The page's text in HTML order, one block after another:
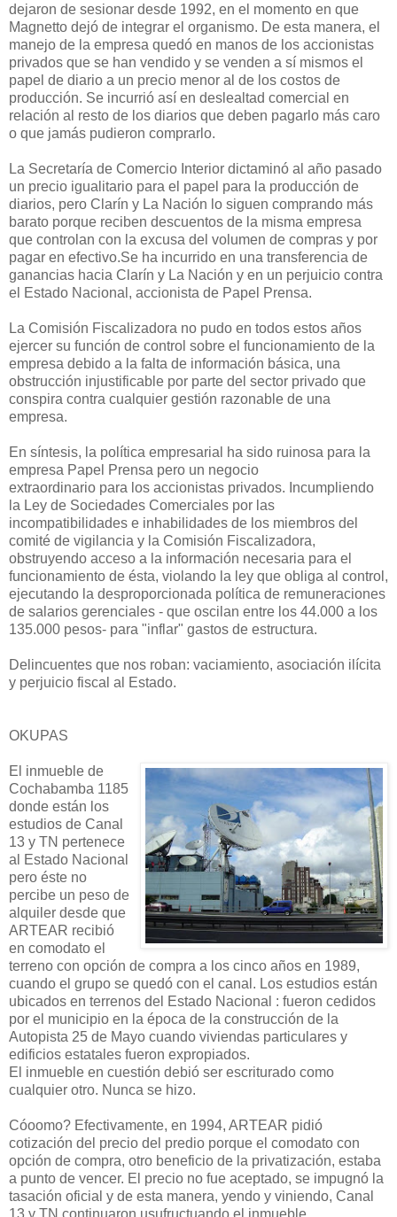
dejaron de sesionar desde 1992, en el momento en que
Magnetto dejó de integrar el organismo. De esta manera, el
manejo de la empresa quedó en manos de los accionistas
privados que se han vendido y se venden a sí mismos el
papel de diario a un precio menor al de los costos de
producción. Se incurrió así en deslealtad comercial en
relación al resto de los diarios que deben pagarlo más caro
o que jamás pudieron comprarlo.
La Secretaría de Comercio Interior dictaminó al año pasado
un precio igualitario para el papel para la producción de
diarios, pero Clarín y La Nación lo siguen comprando más
barato porque reciben descuentos de la misma empresa
que controlan con la excusa del volumen de compras y por
pagar en efectivo.Se ha incurrido en una transferencia de
ganancias hacia Clarín y La Nación y en un perjuicio contra
el Estado Nacional, accionista de Papel Prensa.
La Comisión Fiscalizadora no pudo en todos estos años
ejercer su función de control sobre el funcionamiento de la
empresa debido a la falta de información básica, una
obstrucción injustificable por parte del sector privado que
conspira contra cualquier gestión razonable de una
empresa.
En síntesis, la política empresarial ha sido ruinosa para la
empresa Papel Prensa pero un negocio
extraordinario para los accionistas privados. Incumpliendo
la Ley de Sociedades Comerciales por las
incompatibilidades e inhabilidades de los miembros del
comité de vigilancia y la Comisión Fiscalizadora,
obstruyendo acceso a la información necesaria para el
funcionamiento de ésta, violando la ley que obliga al control,
ejecutando la desproporcionada política de remuneraciones
de salarios gerenciales - que oscilan entre los 44.000 a los
135.000 pesos- para "inflar" gastos de estructura.
Delincuentes que nos roban: vaciamiento, asociación ilícita
y perjuicio fiscal al Estado.
OKUPAS
El inmueble de
Cochabamba 1185
donde están los
estudios de Canal
13 y TN pertenece
al Estado Nacional
pero éste no
percibe un peso de
alquiler desde que
ARTEAR recibió
en comodato el
terreno con opción de compra a los cinco años en 1989,
cuando el grupo se quedó con el canal. Los estudios están
ubicados en terrenos del Estado Nacional : fueron cedidos
por el municipio en la época de la construcción de la
Autopista 25 de Mayo cuando viviendas particulares y
edificios estatales fueron expropiados.
El inmueble en cuestión debió ser escriturado como
cualquier otro. Nunca se hizo.
Cóoomo? Efectivamente, en 1994, ARTEAR pidió
cotización del precio del predio porque el comodato con
opción de compra, otro beneficio de la privatización, estaba
a punto de vencer. El precio no fue aceptado, se impugnó la
tasación oficial y de esta manera, yendo y viniendo, Canal
13 y TN continuaron usufructuando el inmueble